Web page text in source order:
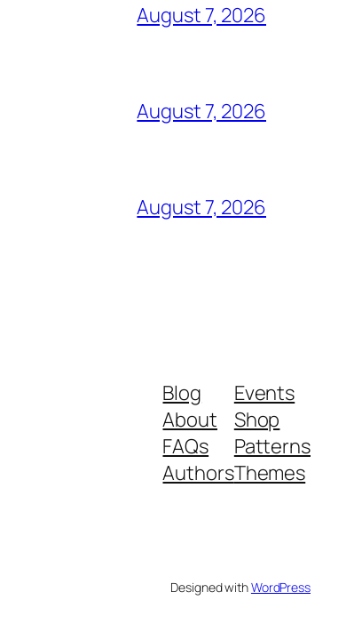
August 7, 2026
August 7, 2026
August 7, 2026
Blog
About
FAQs
Authors
Events
Shop
Patterns
Themes
Designed withWordPress